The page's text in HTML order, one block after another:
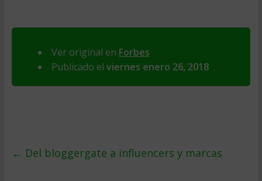
Ver original en Forbes
Publicado el viernes enero 26, 2018
← Del bloggergate a influencers y marcas